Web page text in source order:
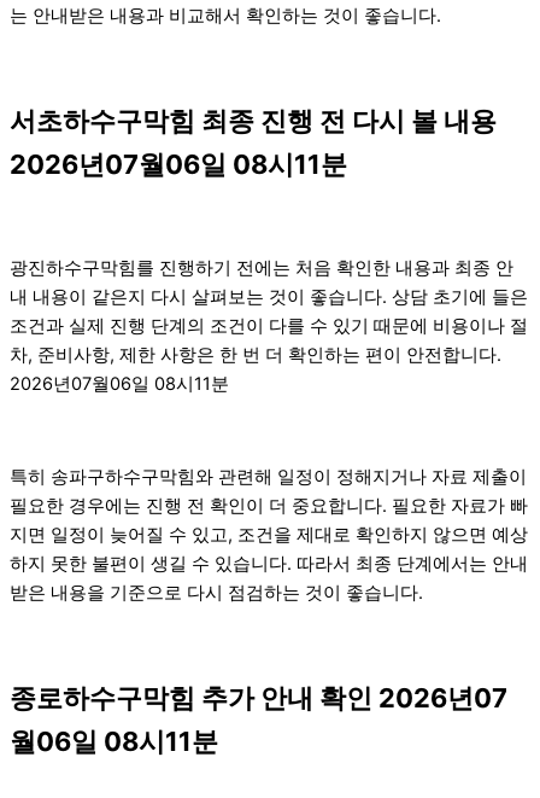
는 안내받은 내용과 비교해서 확인하는 것이 좋습니다.
서초하수구막힘 최종 진행 전 다시 볼 내용
2026년07월06일 08시11분
광진하수구막힘를 진행하기 전에는 처음 확인한 내용과 최종 안
내 내용이 같은지 다시 살펴보는 것이 좋습니다. 상담 초기에 들은
조건과 실제 진행 단계의 조건이 다를 수 있기 때문에 비용이나 절
차, 준비사항, 제한 사항은 한 번 더 확인하는 편이 안전합니다.
2026년07월06일 08시11분
특히 송파구하수구막힘와 관련해 일정이 정해지거나 자료 제출이
필요한 경우에는 진행 전 확인이 더 중요합니다. 필요한 자료가 빠
지면 일정이 늦어질 수 있고, 조건을 제대로 확인하지 않으면 예상
하지 못한 불편이 생길 수 있습니다. 따라서 최종 단계에서는 안내
받은 내용을 기준으로 다시 점검하는 것이 좋습니다.
종로하수구막힘 추가 안내 확인 2026년07
월06일 08시11분